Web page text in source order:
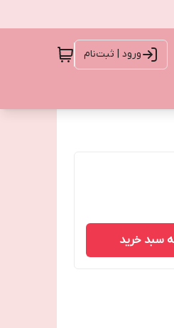
ورود | ثبت‌نام
سبد خرید